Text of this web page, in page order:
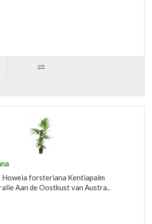
forsteriana Kentiapalm
Aan de Oostkust van Austra..